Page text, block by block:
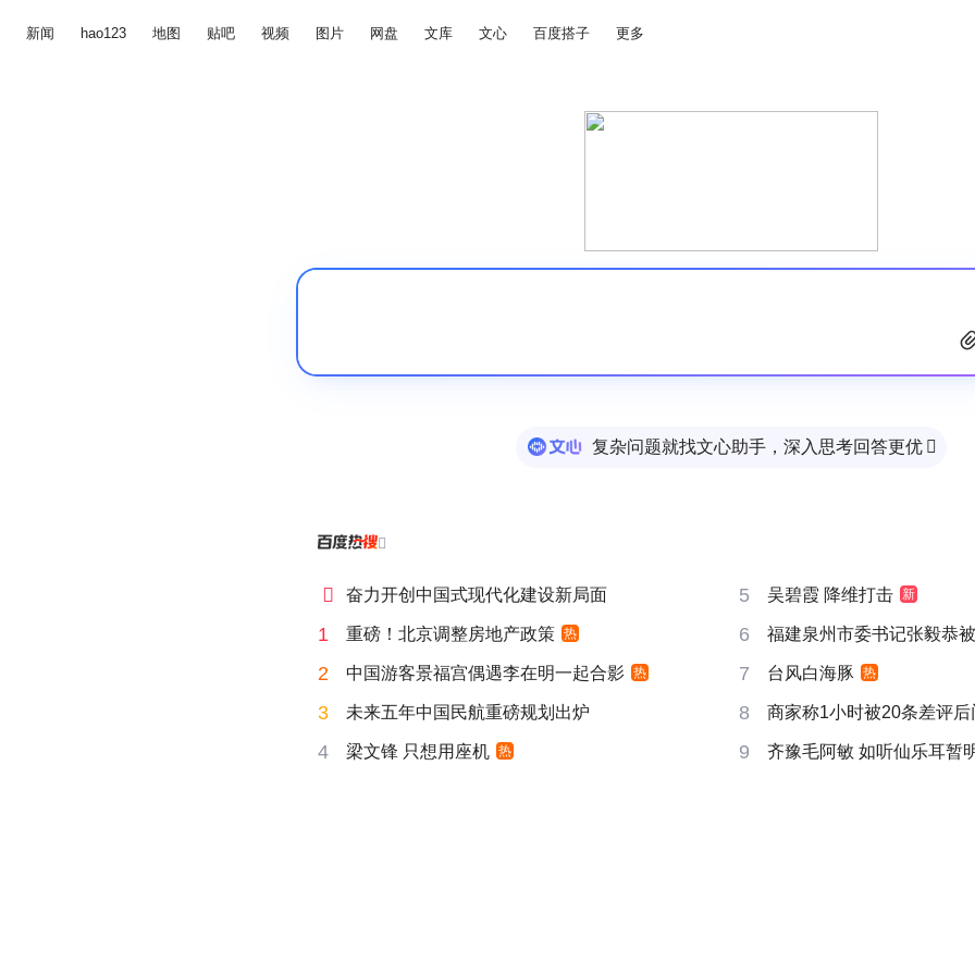
新闻 hao123 地图 贴吧 视频 图片 网盘 文库 文心 百度搭子 更多
复杂问题就找文心助手，深入思考回答更优 

 奋力开创中国式现代化建设新局面 5 吴碧霞 降维打击 新
1 重磅！北京调整房地产政策 热 6 福建泉州市委书记张毅恭
2 中国游客景福宫偶遇李在明一起合影 热 7 台风白海豚 热
3 未来五年中国民航重磅规划出炉 8 商家称1小时被20条差评后
4 梁文锋 只想用座机 热 9 齐豫毛阿敏 如听仙乐耳暂